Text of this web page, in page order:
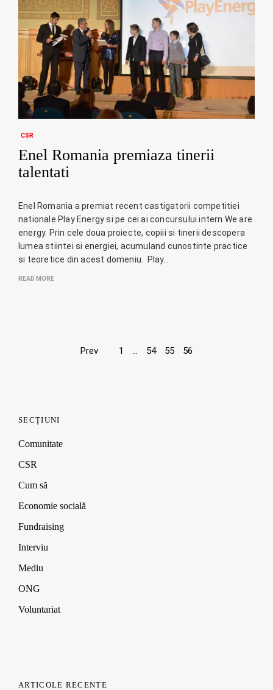
CSR
Enel Romania premiaza tinerii
talentati
Enel Romania a premiat recent castigatorii competitiei
nationale Play Energy si pe cei ai concursului intern We are
energy. Prin cele doua proiecte, copiii si tinerii descopera
lumea stiintei si energiei, acumuland cunostinte practice
si teoretice din acest domeniu. Play…
READ MORE
Prev 1 54 55 56
SECȚIUNI
Comunitate
CSR
Cum să
Economie socială
Fundraising
Interviu
Mediu
ONG
Voluntariat
ARTICOLE RECENTE